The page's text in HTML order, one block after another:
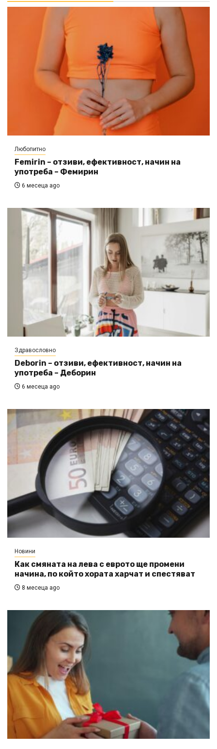
Любопитно
Femirin – отзиви, ефективност, начин на
употреба – Фемирин
6 месеца ago
Здравословно
Deborin – отзиви, ефективност, начин на
употреба – Деборин
6 месеца ago
Новини
Как смяната на лева с еврото ще промени
начина, по който хората харчат и спестяват
8 месеца ago